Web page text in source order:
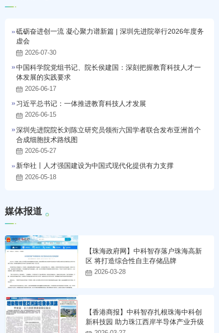
砥砺奋进创一流 凝心聚力谱新篇 | 深圳先进院举行2026年度务
虚会
2026-07-30
中国科学院党组书记、院长侯建国：深刻把握教育科技人才一
体发展的实践要求
2026-06-17
习近平总书记：一体推进教育科技人才发展
2026-06-15
深圳先进院院长刘陈立研究员领衔六国学者联合发布亚洲首个
合成细胞技术路线图
2026-05-27
新华社丨人才强国建设为中国式现代化提供有力支撑
2026-05-18
媒体报道
【珠海政府网】中科智存落户珠海高新
区 将打造综合性自主存储品牌
2026-03-28
【香港商报】中科智存扎根珠海中科创
新科技园 助力珠江西岸半导体产业升级